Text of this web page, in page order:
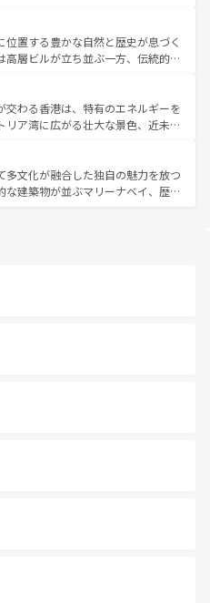
韓国の多彩な魅力を心ゆくまで味
わってみてほしい。 なお、新着の韓国情報はコンテンツ一
息づく。ハノイの古い町並みやホ
統治時代の建物も、独特の雰囲気を
、バラエティの豊かさとおいしさで
ー、ベトナムコーヒーなどは、ぜ
どの地域を訪れてもあたたかい人々
るので、きっと忘れられない旅にな
位置する豊かな自然と歴史が息づく
高層ビルが立ち並ぶ一方、伝統的な
北部ではチェンマイなどの山岳地
南部ではプーケットやクラビの美し
分を楽しむことができる。タイ料理
暖で、どの季節にも異なる楽しみ
やすいタイの人々、仏教を中心とし
観光資源が、訪れる旅人を魅了し続
交わる香港は、特有のエネルギーを
リア湾に広がる壮大な景色、近未来
するはず。観光スポットが密集し
ころを回れるのも魅力。息をのむよ
体験まで、香港を存分に楽しみ尽く
多文化が融合した独自の魅力を放つ
な建築物が並ぶマリーナベイ、歴史
風情を楽しめる外せないスポット